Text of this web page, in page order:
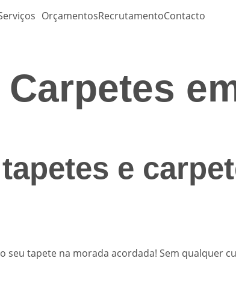
OrçamentosRecrutamentoContacto
e
tapete na morada acordada! Sem qualquer